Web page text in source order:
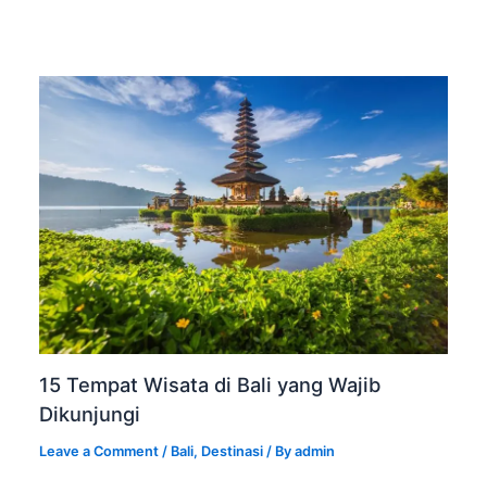
15 Tempat Wisata di Bali yang Wajib
Dikunjungi
Leave a Comment / Bali, Destinasi / Byadmin